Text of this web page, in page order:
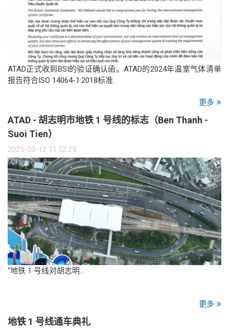
ATAD正式收到BSI的验证确认函。ATAD的2024年温室气体清单
报告符合ISO 14064-1:2018标准.
更多
ATAD - 胡志明市地铁 1 号线的标志（Ben Thanh -
Suoi Tien）
2025-03-12 11:52:25
“地铁 1 号线对胡志明…
更多
地铁 1 号线通车典礼